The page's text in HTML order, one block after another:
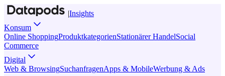
|Insights
Konsum
Online ShoppingProduktkategorienStationärer HandelSocial
Commerce
Digital
Web & BrowsingSuchanfragenApps & MobileWerbung & Ads